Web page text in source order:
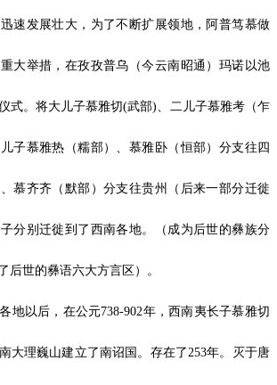
速发展壮大，为了不断扩展领地，阿普笃慕做
大举措，在孜孜普乌（今云南昭通）玛诺以池
式。将大儿子慕雅切(武部)、二儿子慕雅考（乍
子慕雅热（糯部）、慕雅卧（恒部）分支往四
慕齐齐（默部）分支往贵州（后来一部分迁徙
分别迁徙到了西南各地。（成为后世的彝族分
后世的彝语六大方言区）。
地以后，在公元738-902年，西南夷长子慕雅切
大理巍山建立了南诏国。存在了253年。灭于唐